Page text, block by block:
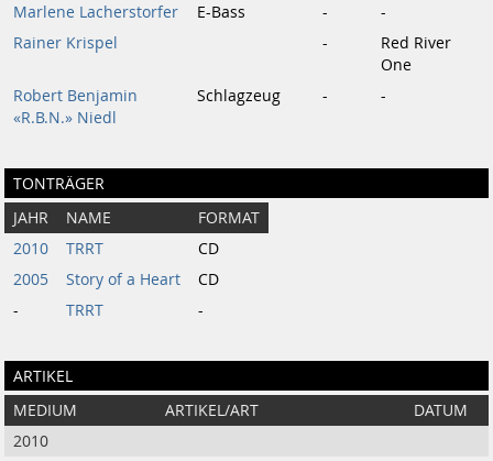
Marlene Lacherstorfer
E-Bass -
-
Rainer Krispel
-
Red River
One
Robert Benjamin
«R.B.N.» Niedl
Schlagzeug - -
TONTRÄGER
JAHR NAME
FORMAT
2010
TRRT
CD
2005
Story of a Heart
CD
-
TRRT -
ARTIKEL
MEDIUM ARTIKEL/ART
DATUM
2010